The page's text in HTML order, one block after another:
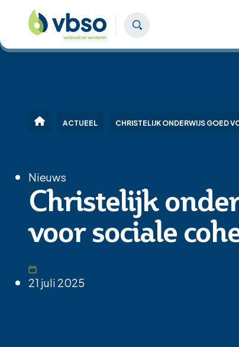
ACTUEEL CHRISTELIJK ONDERWIJS GOED
Nieuws
Christelijk
voor sociale
21 juli 2025